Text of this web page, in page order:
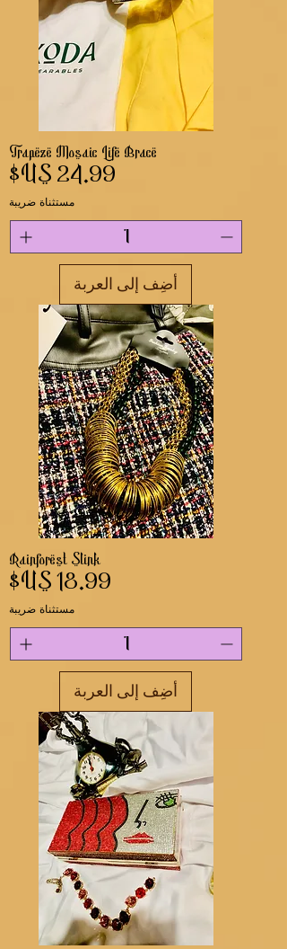
Trapeze Mosaic Life Brace
السعر
مستثناة ضريبة
أضِف إلى العربة
Rainforest Slink
السعر
مستثناة ضريبة
أضِف إلى العربة